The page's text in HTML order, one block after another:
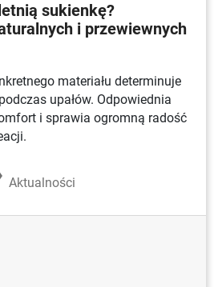
sukienkę?
i przewiewnych
materiału determinuje
upałów. Odpowiednia
i sprawia ogromną radość
Aktualności